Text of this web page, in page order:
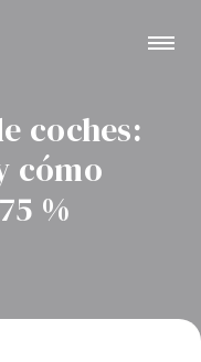
coches:
cómo
%